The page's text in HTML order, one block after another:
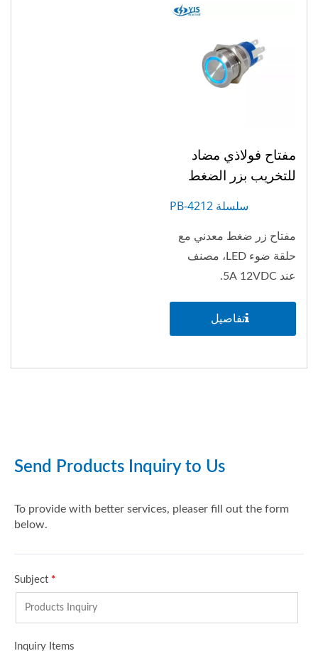
مفتاح فولاذي مضاد
للتخريب بزر الضغط
سلسلة PB-4212
مفتاح زر ضغط معدني مع
حلقة ضوء LED، مصنف
عند 5A 12VDC.
تفاصيل